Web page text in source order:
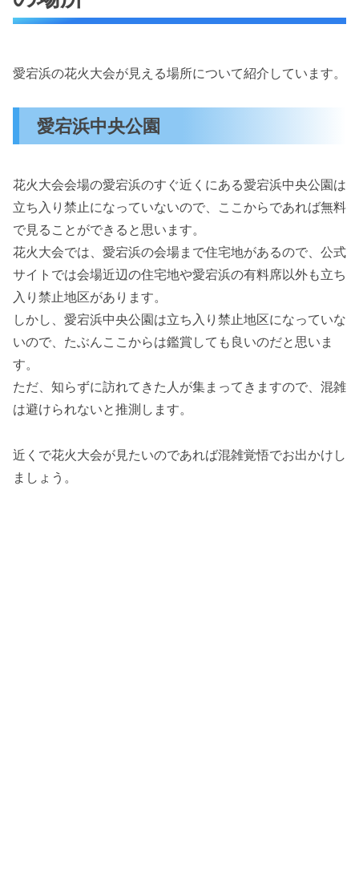
愛宕浜の花火大会が見える場所について紹介しています。
愛宕浜中央公園
花火大会会場の愛宕浜のすぐ近くにある愛宕浜中央公園は
立ち入り禁止になっていないので、ここからであれば無料
で見ることができると思います。
花火大会では、愛宕浜の会場まで住宅地があるので、公式
サイトでは会場近辺の住宅地や愛宕浜の有料席以外も立ち
入り禁止地区があります。
しかし、愛宕浜中央公園は立ち入り禁止地区になっていな
いので、たぶんここからは鑑賞しても良いのだと思いま
す。
ただ、知らずに訪れてきた人が集まってきますので、混雑
は避けられないと推測します。
近くで花火大会が見たいのであれば混雑覚悟でお出かけし
ましょう。